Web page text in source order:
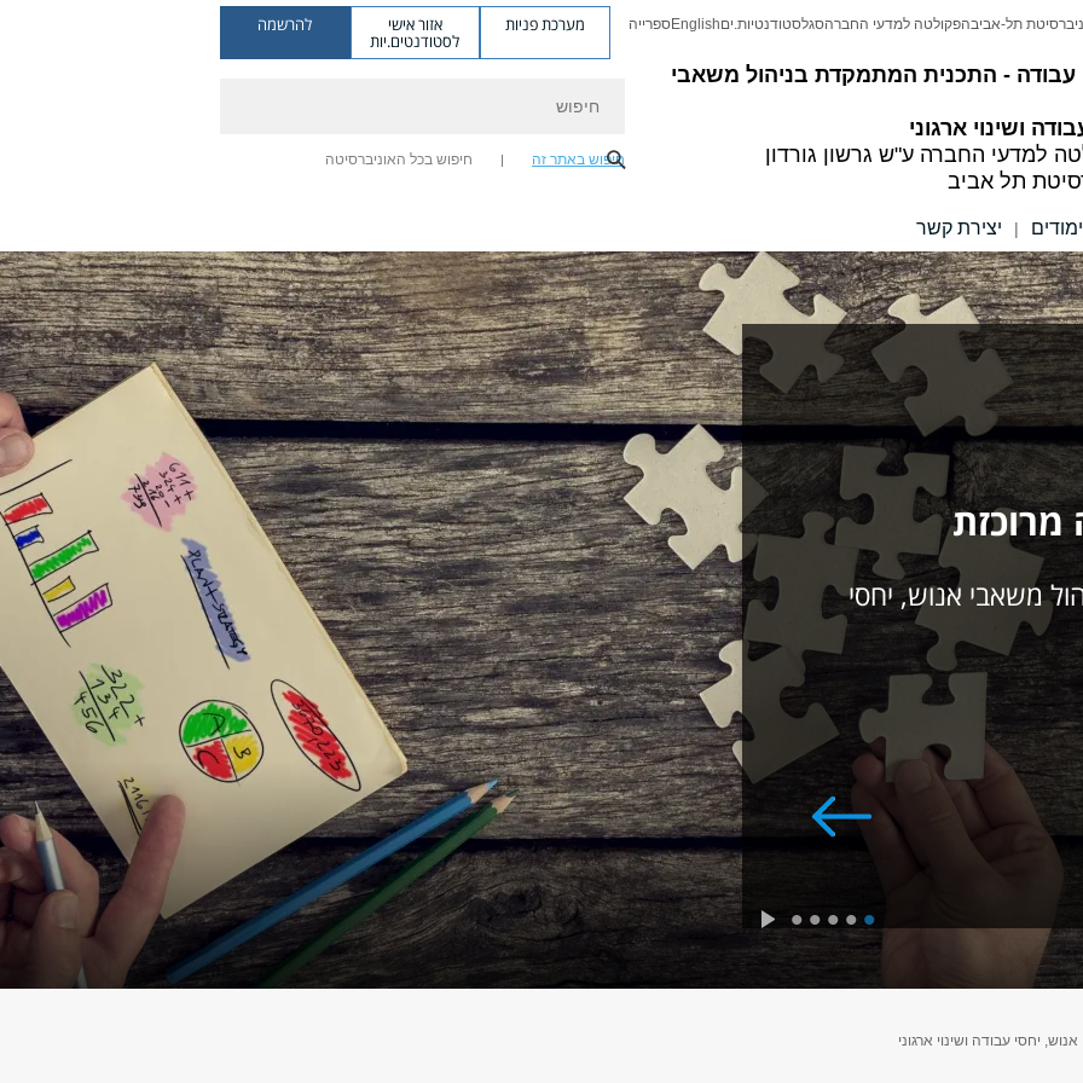
עבודה - התכנית המתמקדת בניהול משאבי
ושינוי ארגוני
למדעי החברה ע"ש גרשון גורדון
תל אביב
תל-אביבהפקולטה למדעי החברהסגלסטודנטיות.יםEnglishספרייה מערכת פניות אזור אישי
לסטודנטים.יות
להרשמה
חיפוש באתר זה חיפוש בכל האוניברסיטה
| יצירת קשר
מרוכזת
משאבי אנוש, יחסי
1
2
3
4
5
יחסי עבודה ושינוי ארגוני